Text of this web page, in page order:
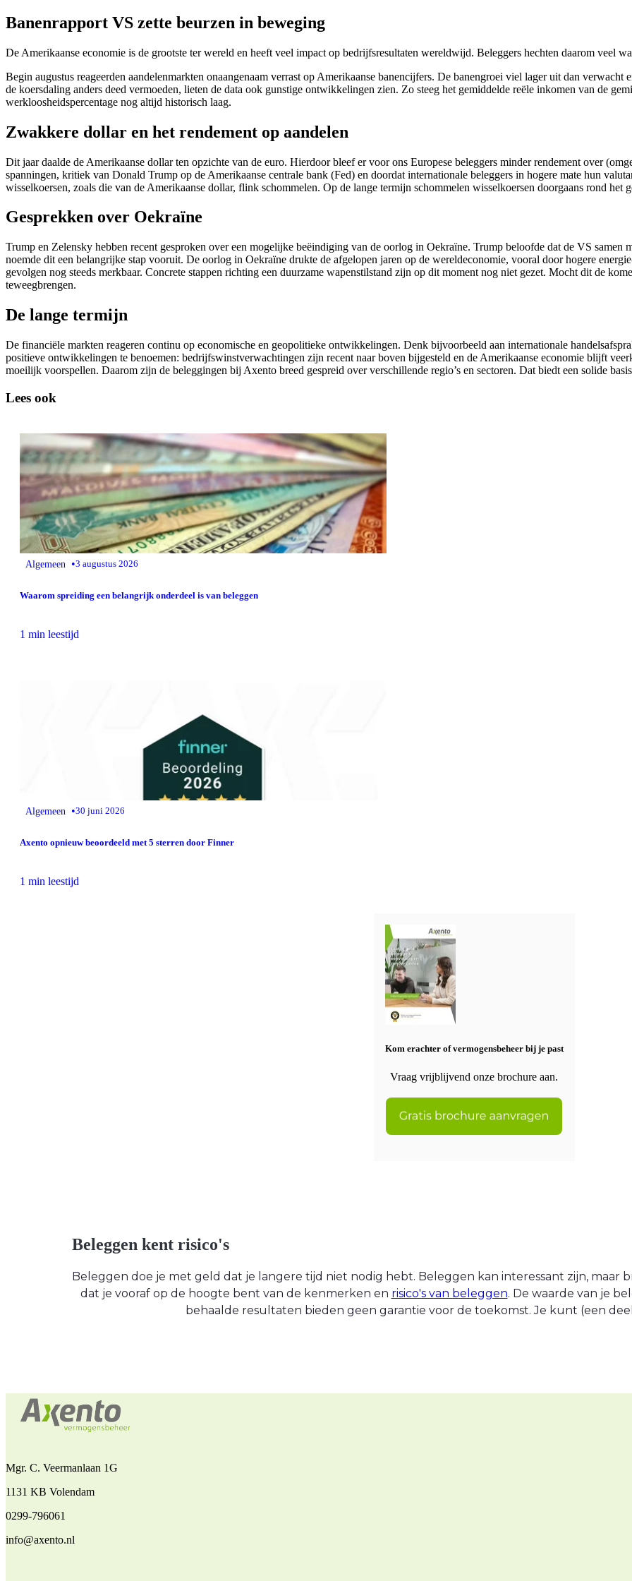
reader
help
navigate
and
interact
the
content.
Banenrapport VS zette beurzen in beweging
De Amerikaanse economie is de grootste ter wereld en heeft veel impact op bedrijfsresultaten wereldwijd. Beleggers hechten daarom veel
Begin augustus reageerden aandelenmarkten onaangenaam verrast op Amerikaanse banencijfers. De banengroei viel lager uit dan
de koersdaling anders deed vermoeden, lieten de data ook gunstige ontwikkelingen zien. Zo steeg het gemiddelde reële inkomen van de
werkloosheidspercentage nog altijd historisch laag.
Zwakkere dollar en het rendement op aandelen
Dit jaar daalde de Amerikaanse dollar ten opzichte van de euro. Hierdoor bleef er voor ons Europese beleggers minder rendement over
spanningen, kritiek van Donald Trump op de Amerikaanse centrale bank (Fed) en doordat internationale beleggers in hogere mate hun
wisselkoersen, zoals die van de Amerikaanse dollar, flink schommelen. Op de lange termijn schommelen wisselkoersen doorgaans rond het
Gesprekken over Oekraïne
Trump en Zelensky hebben recent gesproken over een mogelijke beëindiging van de oorlog in Oekraïne. Trump beloofde dat de VS samen
noemde dit een belangrijke stap vooruit. De oorlog in Oekraïne drukte de afgelopen jaren op de wereldeconomie, vooral door hogere
gevolgen nog steeds merkbaar. Concrete stappen richting een duurzame wapenstilstand zijn op dit moment nog niet gezet. Mocht dit de
teweegbrengen.
De lange termijn
De financiële markten reageren continu op economische en geopolitieke ontwikkelingen. Denk bijvoorbeeld aan internationale
positieve ontwikkelingen te benoemen: bedrijfswinstverwachtingen zijn recent naar boven bijgesteld en de Amerikaanse economie blijft
moeilijk voorspellen. Daarom zijn de beleggingen bij Axento breed gespreid over verschillende regio’s en sectoren. Dat biedt een solide
Lees ook
Algemeen •3 augustus 2026
Waarom spreiding een belangrijk onderdeel is van beleggen
1 min leestijd
Algemeen •30 juni 2026
Axento opnieuw beoordeeld met 5 sterren door Finner
1 min leestijd
Kom erachter of vermogensbeheer bij je past
Vraag vrijblijvend onze brochure aan.
Beleggen kent risico's
Beleggen doe je met geld dat je langere tijd niet nodig hebt. Beleggen kan interessant zijn, maar
dat je vooraf op de hoogte bent van de kenmerken en risico's van beleggen. De waarde van je
behaalde resultaten bieden geen garantie voor de toekomst. Je kunt (een
Mgr. C. Veermanlaan 1G
1131 KB Volendam
0299-796061
info@axento.nl